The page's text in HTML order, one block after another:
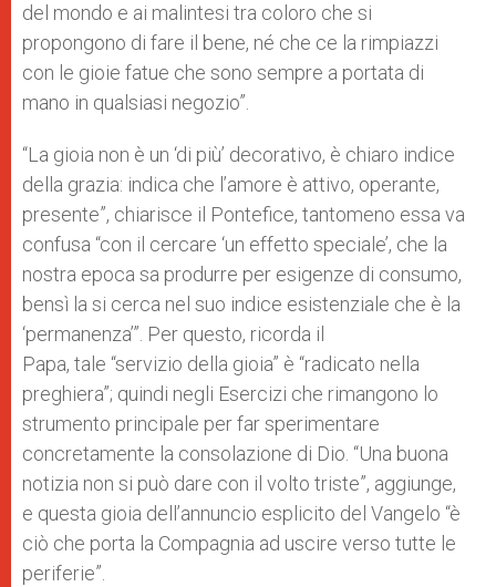
del mondo e ai malintesi tra coloro che si
propongono di fare il bene, né che ce la rimpiazzi
con le gioie fatue che sono sempre a portata di
mano in qualsiasi negozio”.
“La gioia non è un ‘di più’ decorativo, è chiaro indice
della grazia: indica che l’amore è attivo, operante,
presente”, chiarisce il Pontefice, tantomeno essa va
confusa “con il cercare ‘un effetto speciale’, che la
nostra epoca sa produrre per esigenze di consumo,
bensì la si cerca nel suo indice esistenziale che è la
‘permanenza’”. Per questo, ricorda il
Papa, tale “servizio della gioia” è “radicato nella
preghiera”; quindi negli Esercizi che rimangono lo
strumento principale per far sperimentare
concretamente la consolazione di Dio. “Una buona
notizia non si può dare con il volto triste”, aggiunge,
e questa gioia dell’annuncio esplicito del Vangelo “è
ciò che porta la Compagnia ad uscire verso tutte le
periferie”.